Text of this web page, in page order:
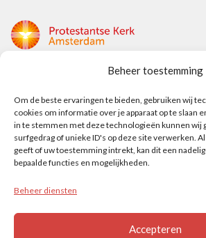
Beheer toestemming
Om de beste ervaringen te bieden, gebruiken wij
cookies om informatie over je apparaat op te slaan
in te stemmen met deze technologieën kunnen wij
surfgedrag of unieke ID's op deze site verwerken.
geeft of uw toestemming intrekt, kan dit een
bepaalde functies en mogelijkheden.
Beheer diensten
Accepteren
Nieuwe Herengracht 18
1018 DP Amsterdam
t: 020 5353 700
e: info@protestantsamsterdam.nl
Protestantse Diaconie Amsterdam